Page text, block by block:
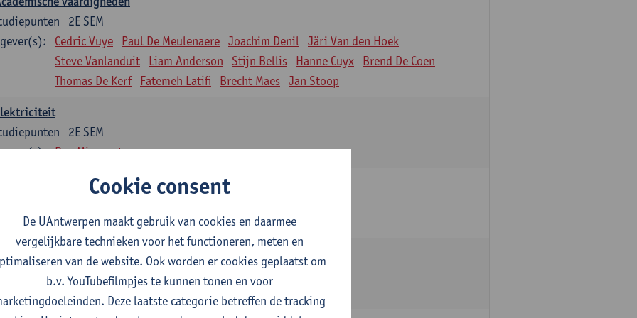
2E SEM
Cedric Vuye Paul De Meulenaere Joachim Denil Järi Van den Hoek
Steve Vanlanduit
Liam Anderson Stijn Bellis Hanne Cuyx
Brend De Coen
Thomas De Kerf
Fatemeh Latifi Brecht Maes Jan Stoop
2E SEM
Ben Minnaert
en Dynamica
Gunther Steenackers Steven Lenssen
2E SEM
studiepunten
Linda Beenaerts
Cookie consent
De UAntwerpen maakt gebruik van cookies en daarmee
vergelijkbare technieken voor het functioneren, meten en
van de website. Ook worden er cookies geplaatst om
b.v. YouTubefilmpjes te kunnen tonen en voor
Deze laatste categorie betreffen de tracking